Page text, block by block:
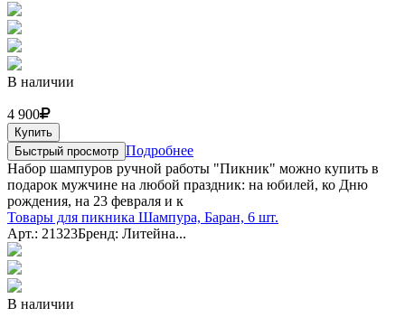
В наличии
4 900
Купить
Быстрый просмотр Подробнее
Набор шампуров ручной работы "Пикник" можно купить в
подарок мужчине на любой праздник: на юбилей, ко Дню
рождения, на 23 февраля и к
Товары для пикника Шампура, Баран, 6 шт.
Арт.: 21323Бренд: Литейна...
В наличии